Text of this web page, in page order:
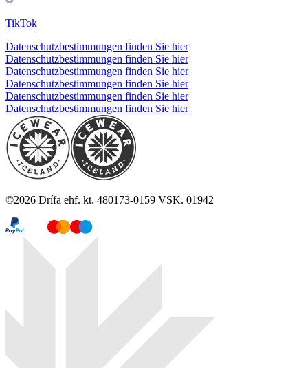
TikTok
Datenschutzbestimmungen finden Sie hier
Datenschutzbestimmungen finden Sie hier
Datenschutzbestimmungen finden Sie hier
Datenschutzbestimmungen finden Sie hier
Datenschutzbestimmungen finden Sie hier
Datenschutzbestimmungen finden Sie hier
©2026 Drífa ehf. kt. 480173-0159 VSK. 01942